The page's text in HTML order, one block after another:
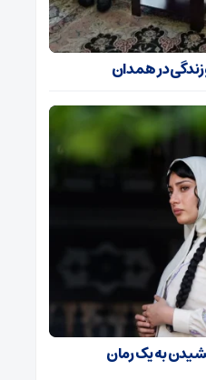
زندگی در همدان
به یک رمان